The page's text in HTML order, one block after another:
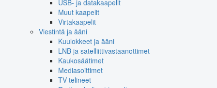
USB- ja datakaapelit
Muut kaapelit
Virtakaapelit
Viestintä ja ääni
Kuulokkeet ja ääni
LNB ja satelliittivastaanottimet
Kaukosäätimet
Mediasoittimet
TV-telineet